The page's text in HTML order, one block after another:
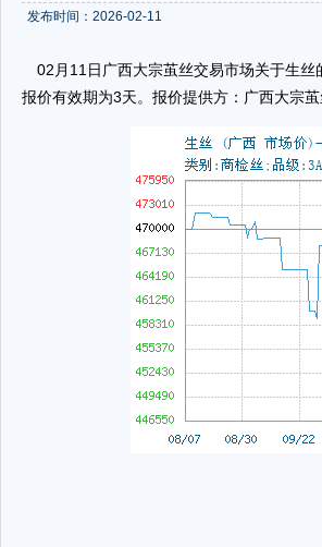
发布时间：2026-02-11
02月11日广西大宗茧丝交易市场关于生丝
报价有效期为3天。报价提供方：广西大宗茧